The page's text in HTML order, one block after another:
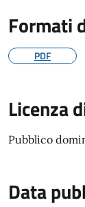
Formati
PDF
Licenza
Pubblico
Data